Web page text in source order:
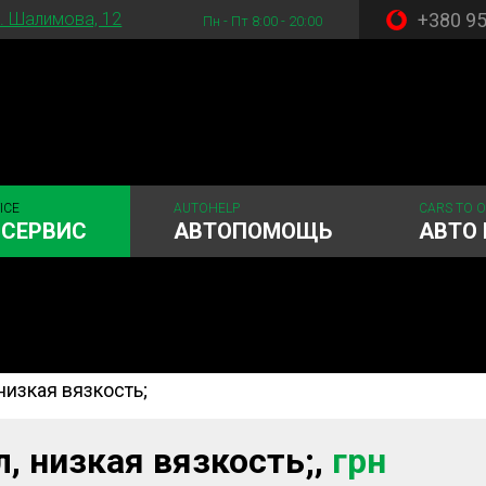
Шалимова, 12 Пн - Пт 8:00 - 20:00 +380 95
AUTOHELP
АВТОПОМОЩЬ
CARS TO
АВТО
Рулевое управления
вязкость;
низкая вязкость;, грн